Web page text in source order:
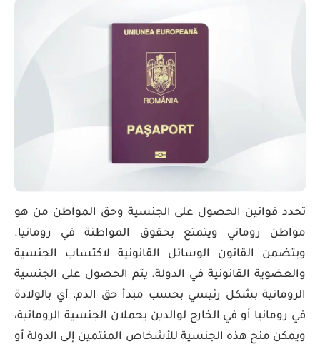
تحدد قوانين الحصول على الجنسية وحق المواطن من هو
مواطن روماني ويتمتع بحقوق المواطنة في رومانيا.
ويتضمن القانون الوسائل القانونية لاكتساب الجنسية
والعضوية القانونية في الدولة. يتم الحصول على الجنسية
الرومانية بشكل رئيسي بحسب مبدأ حق الدم، أي بالولادة
في رومانيا أو في الخارج لوالدين يحملان الجنسية الرومانية،
ويمكن منح هذه الجنسية للأشخاص المنتمين إلى الدولة أو